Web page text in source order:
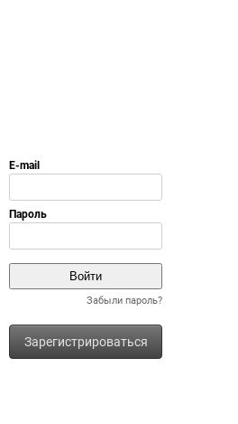
Забыли пароль?
Зарегистрироваться